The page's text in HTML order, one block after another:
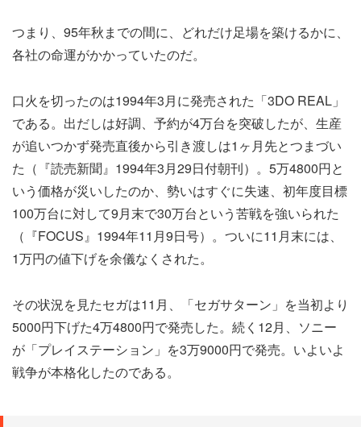
つまり、95年秋までの間に、どれだけ足場を築けるかに、
各社の命運がかかっていたのだ。
口火を切ったのは1994年3月に発売された「3DO REAL」
である。出だしは好調、予約が4万台を突破したが、生産
が追いつかず発売直後から引き渡しは1ヶ月先とつまづい
た（『読売新聞』1994年3月29日付朝刊）。5万4800円と
いう価格が災いしたのか、勢いはすぐに失速、初年度目標
100万台に対して9月末で30万台という苦戦を強いられた
（『FOCUS』1994年11月9日号）。ついに11月末には、
1万円の値下げを余儀なくされた。
その状況を見たセガは11月、「セガサターン」を当初より
5000円下げた4万4800円で発売した。続く12月、ソニー
が「プレイステーション」を3万9000円で発売。いよいよ
戦争が本格化したのである。